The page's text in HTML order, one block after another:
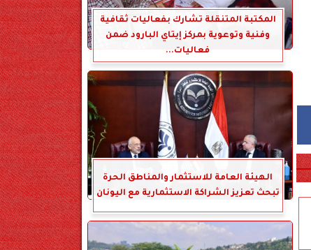
المكتبة المتنقلة تشارك بفعاليات ثقافية
وفنية وتوعوية بمركز إيتاي البارود ضمن
فعاليات...
الهيئة العامة للاستثمار والمناطق الحرة
تبحث تعزيز الشراكة الاستثمارية مع اليونان